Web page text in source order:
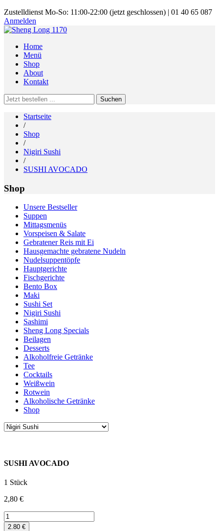
Zustelldienst Mo-So: 11:00-22:00 (jetzt geschlossen) | 01 40 65 087
Anmelden
Home
Menü
Shop
About
Kontakt
Search
for:
Startseite
/
Shop
/
Nigiri Sushi
/
SUSHI AVOCADO
Shop
Unsere Bestseller
Suppen
Mittagsmenüs
Vorspeisen & Salate
Gebratener Reis mit Ei
Hausgemachte gebratene Nudeln
Nudelsuppentöpfe
Hauptgerichte
Fischgerichte
Bento Box
Maki
Sushi Set
Nigiri Sushi
Sashimi
Sheng Long Specials
Beilagen
Desserts
Alkoholfreie Getränke
Tee
Cocktails
Weißwein
Rotwein
Alkoholische Getränke
Shop
SUSHI AVOCADO
1 Stück
2,80 €
SUSHI
AVOCADO
2.80 €